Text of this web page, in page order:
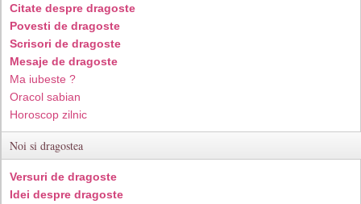
Citate despre dragoste
Povesti de dragoste
Scrisori de dragoste
Mesaje de dragoste
Ma iubeste ?
Oracol sabian
Horoscop zilnic
Noi si dragostea
Versuri de dragoste
Idei despre dragoste